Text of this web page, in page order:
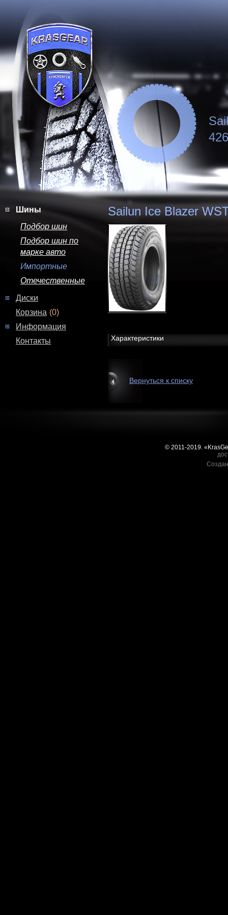
Шины
Подбор шин
Подбор шин по
марке авто
Импортные
Отечественные
Диски
Корзина (0)
Информация
Контакты
Sailun Ice Blazer
Характеристики
Вернуться к списку
© 2011-2019.